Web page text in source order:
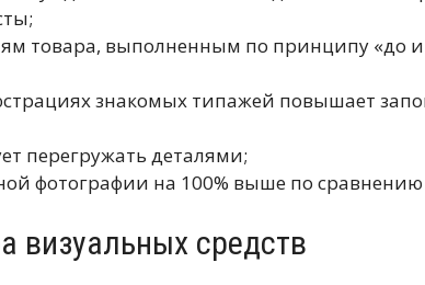
товара, выполненным по принципу «до и
знакомых типажей повышает
перегружать деталями;
фотографии на 100% выше по сравнению
визуальных средств